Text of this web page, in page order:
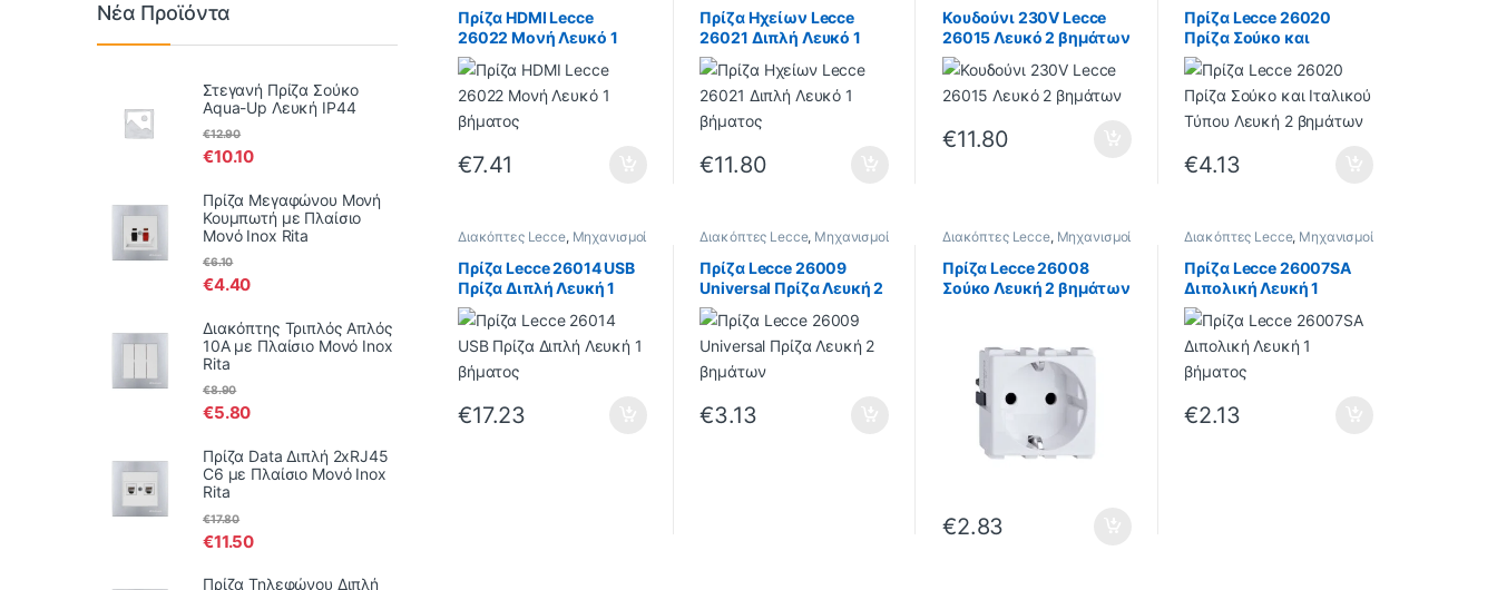
Πρίζα HDMI Lecce
26022 Μονή Λευκό 1
βήματος
€7.41
Πρίζα Ηχείων Lecce
26021 Διπλή Λευκό 1
βήματος
€11.80
Κουδούνι 230V Lecce
26015 Λευκό 2 βημάτων
€11.80
Πρίζα Lecce 26020
Πρίζα Σούκο και
Ιταλικού Τύπου Λευκή 2
βημάτων
€4.13
Διακόπτες Lecce, Μηχανισμοί
Πρίζα Lecce 26014 USB
Πρίζα Διπλή Λευκή 1
βήματος
€17.23
Διακόπτες Lecce, Μηχανισμοί
Πρίζα Lecce 26009
Universal Πρίζα Λευκή 2
βημάτων
€3.13
Διακόπτες Lecce, Μηχανισμοί
Πρίζα Lecce 26008
Σούκο Λευκή 2 βημάτων
€2.83
Διακόπτες Lecce, Μηχανισμοί
Πρίζα Lecce 26007SA
Διπολική Λευκή 1
βήματος
€2.13
Νέα Προϊόντα
Στεγανή Πρίζα Σούκο
Aqua-Up Λευκή IP44
€10.10
€12.90
Πρίζα Μεγαφώνου Μονή
Κουμπωτή με Πλαίσιο
Μονό Inox Rita
€4.40
€6.10
Διακόπτης Τριπλός Απλός
10Α με Πλαίσιο Μονό Inox
Rita
€5.80
€8.90
Πρίζα Data Διπλή 2xRJ45
C6 με Πλαίσιο Μονό Inox
Rita
€11.50
€17.80
Πρίζα Τηλεφώνου Διπλή